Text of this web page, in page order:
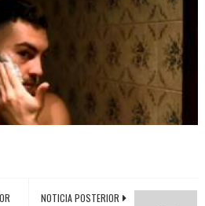
NOTICIA POSTERIOR